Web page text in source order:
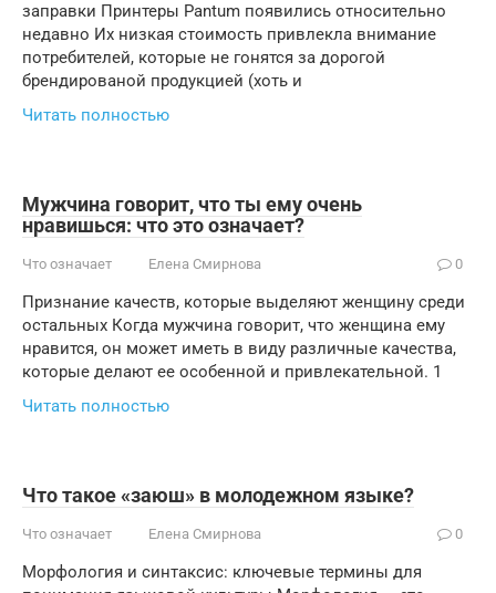
заправки Принтеры Pantum появились относительно
недавно Их низкая стоимость привлекла внимание
потребителей, которые не гонятся за дорогой
брендированой продукцией (хоть и
Читать полностью
Мужчина говорит, что ты ему очень
нравишься: что это означает?
Что означает Елена Смирнова 0
Признание качеств, которые выделяют женщину среди
остальных Когда мужчина говорит, что женщина ему
нравится, он может иметь в виду различные качества,
которые делают ее особенной и привлекательной. 1
Читать полностью
Что такое «заюш» в молодежном языке?
Что означает Елена Смирнова 0
Морфология и синтаксис: ключевые термины для